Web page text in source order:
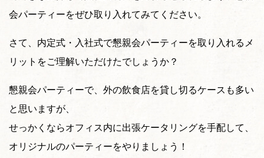
会パーティーをぜひ取り入れてみてください。
さて、内定式・入社式で懇親会パーティーを取り入れるメ
リットをご理解いただけたでしょうか？
懇親会パーティーで、外の飲食店を貸し切るケースも多い
と思いますが、
せっかくならオフィス内に出張ケータリングを手配して、
オリジナルのパーティーをやりましょう！